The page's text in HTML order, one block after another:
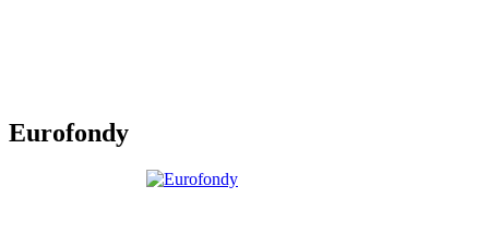
Eurofondy